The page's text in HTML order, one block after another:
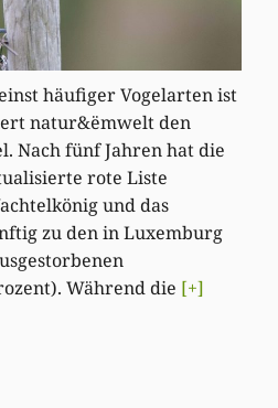
häufiger Vogelarten ist
natur&ëmwelt den
Nach fünf Jahren hat die
rote Liste
und das
zu den in Luxemburg
Während die [+]